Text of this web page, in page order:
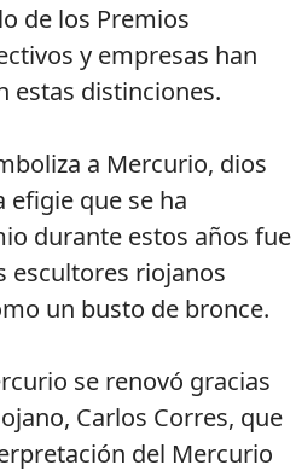
de los Premios
y empresas han
estas distinciones.
a Mercurio, dios
efigie que se ha
durante estos años fue
escultores riojanos
un busto de bronce.
se renovó gracias
Carlos Corres, que
del Mercurio